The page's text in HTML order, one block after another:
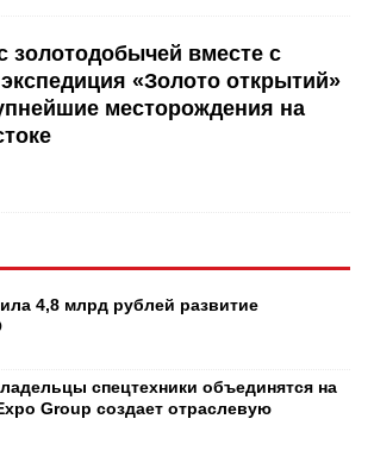
золотодобычей вместе с
«Золото открытий»
месторождения на
4,8 млрд рублей развитие
спецтехники объединятся на
Group создает отраслевую